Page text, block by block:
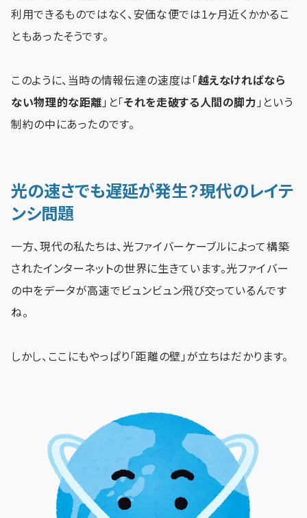
利用できるものではなく、安価な便では1ヶ月近くかかるこ
ともあったそうです。
このように、当時の情報伝達の速度は「 越えなければなら
ない物理的な距離 」と「それを走破する人間の脚力 」という
制約の中にあったのです。
光の速さでも遅延が発生？現代のレイテ
ンシ問題
一方、現代の私たちは、光ファイバーケーブルによって構築
されたインターネットの世界に生きています。光ファイバー
の中をデータが高速でビュンビュン飛び交っているんです
ね。
しかし、ここにもやっぱり「距離の壁」が立ちはだかります。